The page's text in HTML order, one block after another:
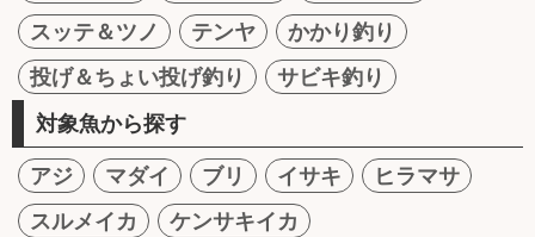
スッテ＆ツノ
テンヤ
かかり釣り
投げ＆ちょい投げ釣り
サビキ釣り
対象魚から探す
アジ マダイ ブリ イサキ
ヒラマサ
スルメイカ
ケンサキイカ